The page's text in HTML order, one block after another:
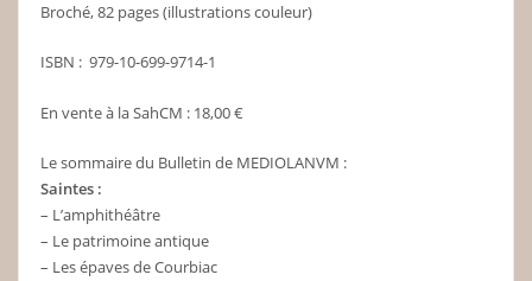
Broché, 82 pages (illustrations couleur)
ISBN‏ : ‎ 979-10-699-9714-1
En vente à la SahCM : 18,00 €
Le sommaire du Bulletin de MEDIOLANVM :
Saintes :
– L’amphithéâtre
– Le patrimoine antique
– Les épaves de Courbiac